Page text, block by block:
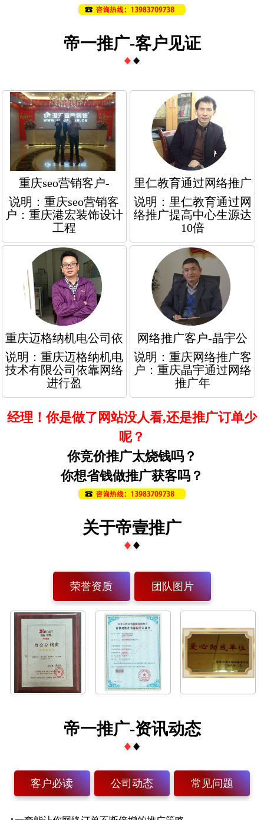
帝一推广-客户见证
重庆seo营销客户-
说明：重庆seo营销客
户：重庆港宏装饰设计
工程
里仁教育通过网络推广
说明：里仁教育通过网
络推广提高中心生源达
10倍
重庆迈格纳机电公司依
说明：重庆迈格纳机电
技术有限公司依靠网络
进行盈
网络推广客户-晶宇公
说明：重庆网络推广客
户：重庆晶宇通过网络
推广年
经理！你是做了网站没人看,还是推广订单少
呢？
你竞价推广太烧钱吗？
你想省钱做推广获客吗？
关于帝壹推广
荣誉资质 团队图片
帝一推广-资讯动态
客户必读 公司动态 常见问题